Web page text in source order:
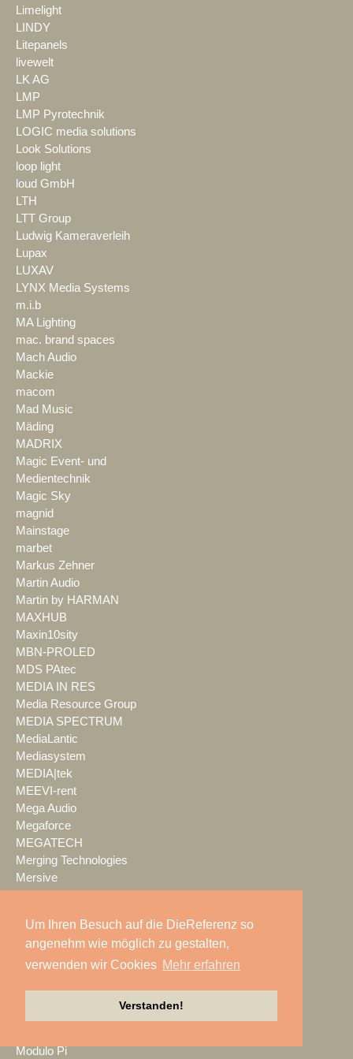
Um Ihren Besuch auf die DieReferenz so
angenehm wie möglich zu gestalten,
verwenden wir Cookies Mehr erfahren
Verstanden!
Limelight
LINDY
Litepanels
livewelt
LK AG
LMP
LMP Pyrotechnik
LOGIC media solutions
Look Solutions
loop light
loud GmbH
LTH
LTT Group
Ludwig Kameraverleih
Lupax
LUXAV
LYNX Media Systems
m.i.b
MA Lighting
mac. brand spaces
Mach Audio
Mackie
macom
Mad Music
Mäding
MADRIX
Magic Event- und
Medientechnik
Magic Sky
magnid
Mainstage
marbet
Markus Zehner
Martin Audio
Martin by HARMAN
MAXHUB
Maxin10sity
MBN-PROLED
MDS PAtec
MEDIA IN RES
Media Resource Group
MEDIA SPECTRUM
MediaLantic
Mediasystem
MEDIA|tek
MEEVI-rent
Mega Audio
Megaforce
MEGATECH
Merging Technologies
Mersive
MILOS
Ministry of Light
MisterMaster
MKM Event Show Technik
Modulo Pi